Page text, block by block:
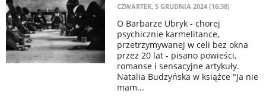
CZWARTEK, 5 GRUDNIA 2024 (16:38)
O Barbarze Ubryk - chorej
psychicznie karmelitance,
przetrzymywanej w celi bez okna
przez 20 lat - pisano powieści,
romanse i sensacyjne artykuły.
Natalia Budzyńska w książce "Ja nie
mam...